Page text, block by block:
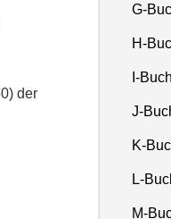
der
G-
H-
I-
J-
K-
L-
M-